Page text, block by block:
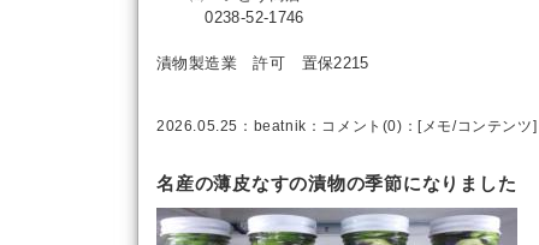
0238-52-1746
漬物製造業 許可 置保2215
2026.05.25： beatnik ： コメント(0) ：[メモ/コンテンツ]
名産の薄皮なすの漬物の季節になりました